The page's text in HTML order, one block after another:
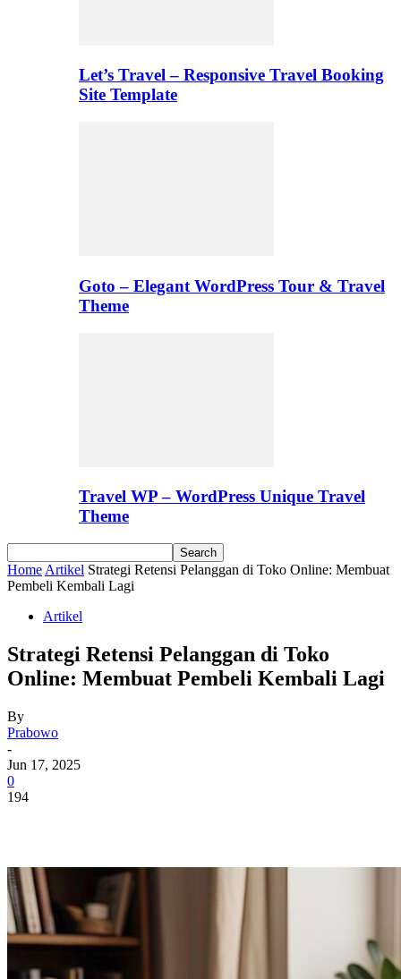
Let’s Travel – Responsive Travel Booking
Site Template
Goto – Elegant WordPress Tour & Travel
Theme
Travel WP – WordPress Unique Travel
Theme
Home Artikel Strategi Retensi Pelanggan di Toko Online: Membuat
Pembeli Kembali Lagi
Artikel
Strategi Retensi Pelanggan di Toko
Online: Membuat Pembeli Kembali Lagi
By
Prabowo
-
Jun 17, 2025
0
194